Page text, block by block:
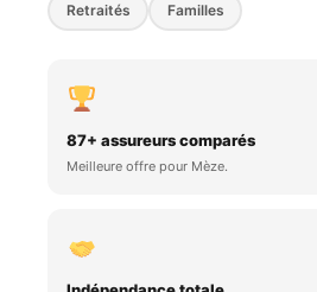
Retraités Familles
87+ assureurs comparés
Meilleure offre pour Mèze.